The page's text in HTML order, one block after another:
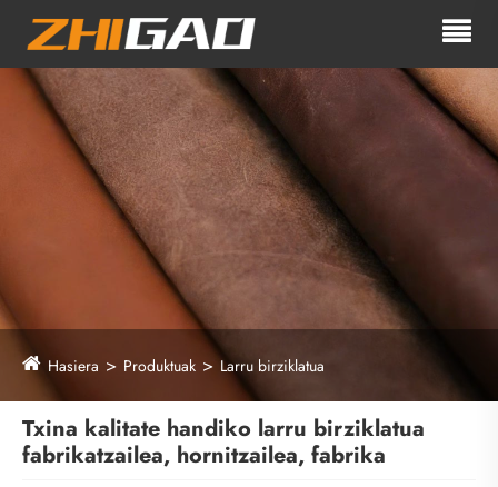
Hasiera Produktuak Larru birziklatua
Txina kalitate handiko larru birziklatua
fabrikatzailea, hornitzailea, fabrika